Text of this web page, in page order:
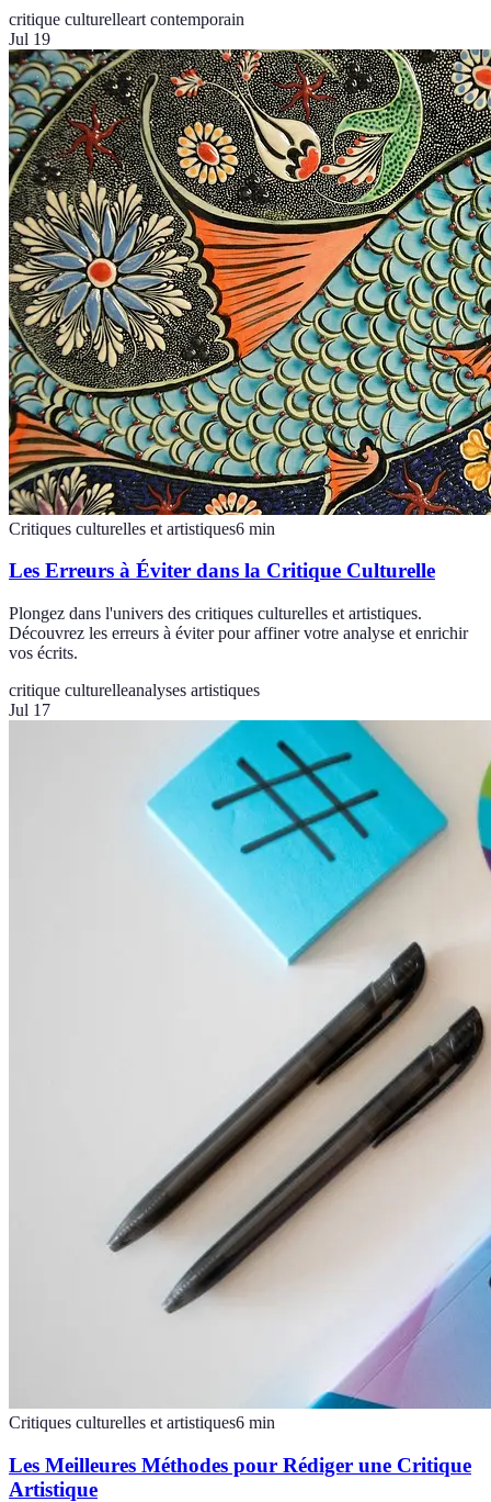
critique culturelleart contemporain
Jul 19
Critiques culturelles et artistiques6 min
Les Erreurs à Éviter dans la Critique Culturelle
Plongez dans l'univers des critiques culturelles et artistiques.
Découvrez les erreurs à éviter pour affiner votre analyse et enrichir
vos écrits.
critique culturelleanalyses artistiques
Jul 17
Critiques culturelles et artistiques6 min
Les Meilleures Méthodes pour Rédiger une Critique
Artistique